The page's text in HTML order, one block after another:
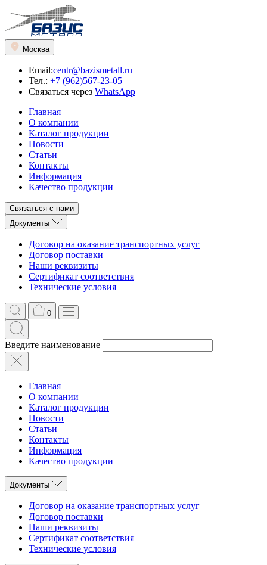
Москва
Email:centr@bazismetall.ru
Тел.: +7 (962)567-23-05
Связаться через WhatsApp
Главная
О компании
Каталог продукции
Новости
Статьи
Контакты
Информация
Качество продукции
Связаться с нами
Документы
Договор на оказание транспортных услуг
Договор поставки
Наши реквизиты
Сертификат соответствия
Технические условия
0
Введите наименование
Главная
О компании
Каталог продукции
Новости
Статьи
Контакты
Информация
Качество продукции
Документы
Договор на оказание транспортных услуг
Договор поставки
Наши реквизиты
Сертификат соответствия
Технические условия